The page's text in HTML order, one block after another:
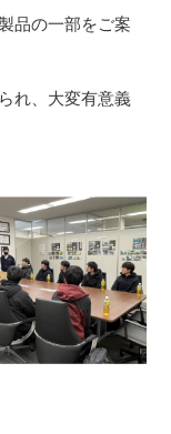
品の一部をご案
れ、大変有意義